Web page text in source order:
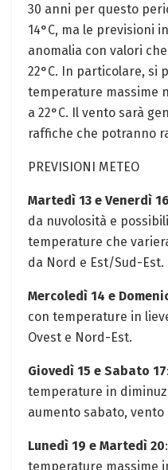
30 anni per questo
14°C, ma le previsioni
anomalia con valori
22°C. In particolare, si
temperature massime
a 22°C. Il vento sarà
raffiche che potranno
PREVISIONI METEO
Martedì 13 e Venerdì 16
da nuvolosità e
temperature che
da Nord e Est/Sud-Est.
Mercoledì 14 e
con temperature in
Ovest e Nord-Est.
Giovedì 15 e Sabato 17
temperature in
aumento sabato, vento
Lunedì 19 e Martedì 20
temperature massime